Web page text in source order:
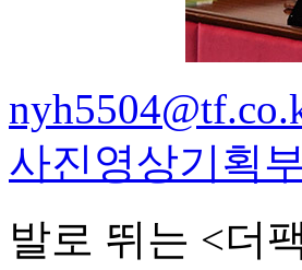
사진영상기획
발로 뛰는 <더